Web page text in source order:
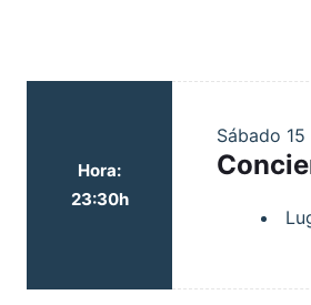
Hora:
23:30h
Sábado